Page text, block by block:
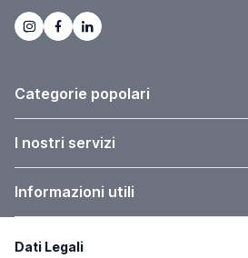
Categorie popolari
I nostri servizi
Informazioni utili
Dati Legali